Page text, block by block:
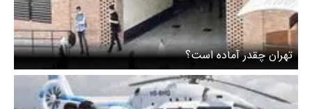
تهران چقدر آماده است؟